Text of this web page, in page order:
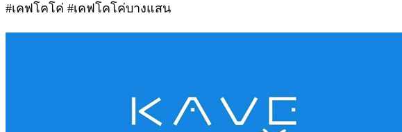
#เคฟโคโค่ #เคฟโคโค่บางแสน